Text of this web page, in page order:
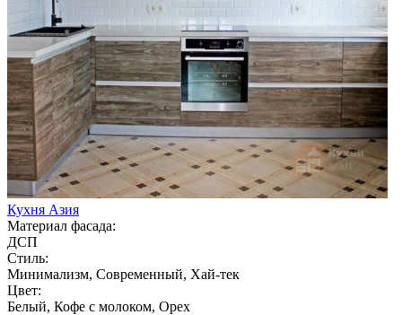
Кухня Азия
Материал фасада:
ДСП
Стиль:
Минимализм, Современный, Хай-тек
Цвет:
Белый, Кофе с молоком, Орех